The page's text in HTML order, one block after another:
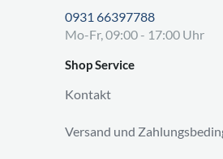
0931 66397788
Mo-Fr, 09:00 - 17:00 Uhr
Shop Service
Kontakt
Versand und